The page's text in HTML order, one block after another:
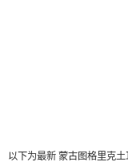
以下为最新 蒙古图格里克